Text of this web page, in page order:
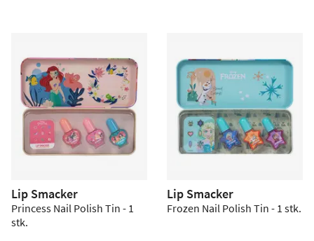
Lip Smacker
Princess Nail Polish Tin - 1
stk.
Lip Smacker
Frozen Nail Polish Tin - 1 stk.